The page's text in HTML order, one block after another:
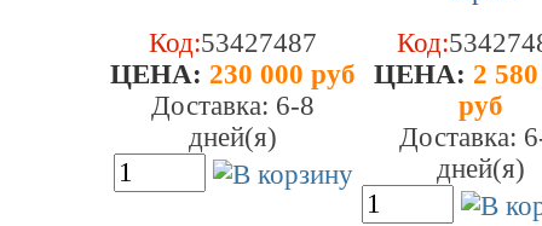
Код:53427487
ЦEHA: 230 000 руб
Доставка: 6-8
дней(я)
Код:
ЦEHA: 2
руб
Доставка:
дней(я)